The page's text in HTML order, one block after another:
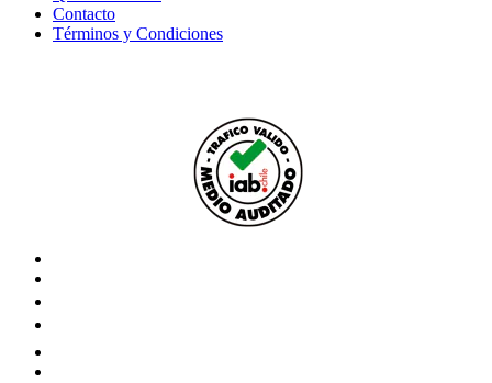
Contacto
Términos y Condiciones